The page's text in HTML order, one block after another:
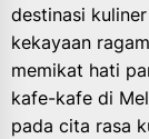
destinasi
kekayaan
memikat hati
kafe-kafe di
pada cita rasa